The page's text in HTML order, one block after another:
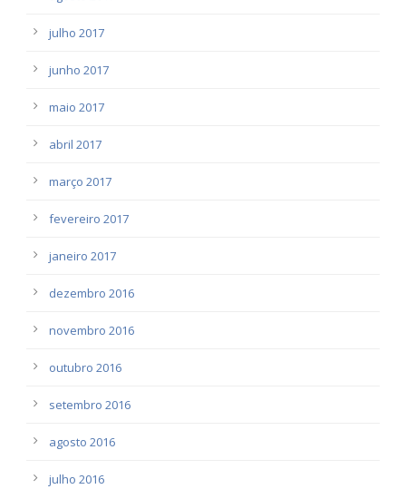
julho 2017
junho 2017
maio 2017
abril 2017
março 2017
fevereiro 2017
janeiro 2017
dezembro 2016
novembro 2016
outubro 2016
setembro 2016
agosto 2016
julho 2016